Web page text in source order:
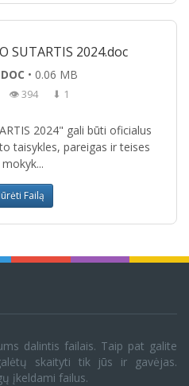
SUTARTIS 2024.doc
DOC • 0.06 MB
👁 394 ⬇ 1
2024" gali būti oficialus
taisykles, pareigas ir teises
Failą
dalintis failais. Taip pat galite
skaityti tik jūs ir gavėjas.
įkeldami failus.